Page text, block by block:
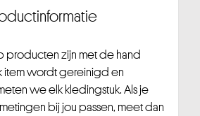
producten zijn met de hand
item wordt gereinigd en
we elk kledingstuk. Als je
bij jou passen, meet dan